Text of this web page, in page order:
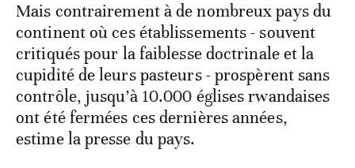
Mais contrairement à de nombreux pays du
continent où ces établissements - souvent
critiqués pour la faiblesse doctrinale et la
cupidité de leurs pasteurs - prospèrent sans
contrôle, jusqu’à 10.000 églises rwandaises
ont été fermées ces dernières années,
estime la presse du pays.